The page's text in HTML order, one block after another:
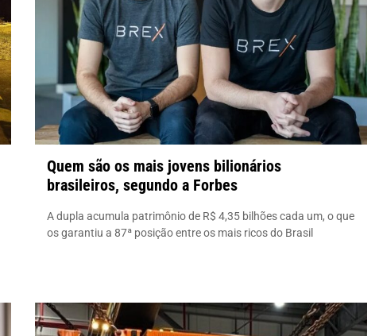
Quem são os mais jovens bilionários
brasileiros, segundo a Forbes
A dupla acumula patrimônio de R$ 4,35 bilhões cada um, o que
os garantiu a 87ª posição entre os mais ricos do Brasil